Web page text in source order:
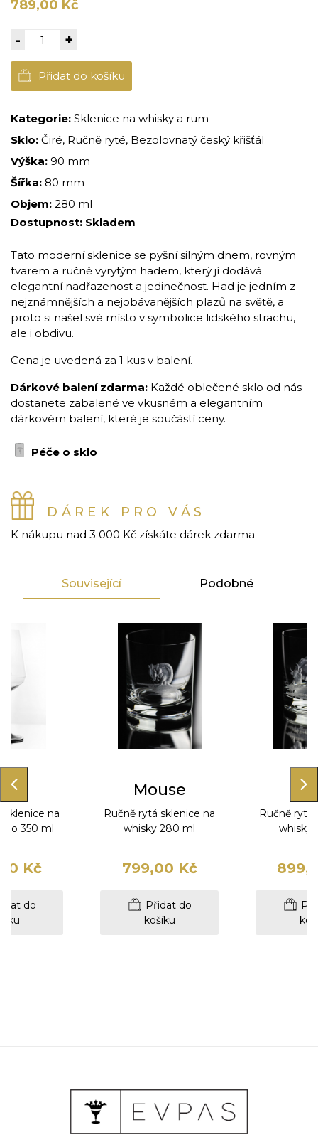
789,00 Kč
- +
Přidat do košíku
Kategorie: Sklenice na whisky a rum
Sklo: Čiré, Ručně ryté, Bezolovnatý český křišťál
Výška: 90 mm
Šířka: 80 mm
Objem: 280 ml
Dostupnost: Skladem
Tato moderní sklenice se pyšní silným dnem, rovným
tvarem a ručně vyrytým hadem, který jí dodává
elegantní nadřazenost a jedinečnost. Had je jedním z
nejznámnějších a nejobávanějších plazů na světě, a
proto si našel své místo v symbolice lidského strachu,
ale i obdivu.
Cena je uvedená za 1 kus v balení.
Dárkové balení zdarma: Každé oblečené sklo od nás
dostanete zabalené ve vkusném a elegantním
dárkovém balení, které je součástí ceny.
Péče o sklo
DÁREK PRO VÁS
K nákupu nad 3 000 Kč získáte dárek zdarma
Související Podobné
sklenice na
350 ml
Kč
do
Mouse
Ručně rytá sklenice na
whisky 280 ml
799,00 Kč
Přidat do
košíku
Ručně rytá
whisky
Rowan